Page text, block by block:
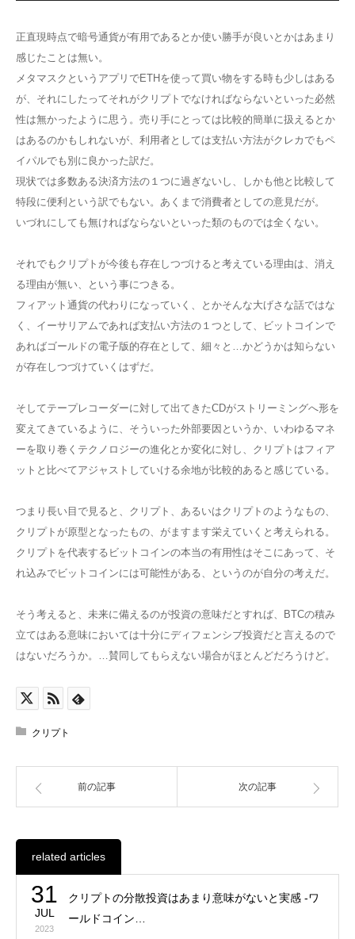
正直現時点で暗号通貨が有用であるとか使い勝手が良いとかはあまり
感じたことは無い。
メタマスクというアプリでETHを使って買い物をする時も少しはある
が、それにしたってそれがクリプトでなければならないといった必然
性は無かったように思う。売り手にとっては比較的簡単に扱えるとか
はあるのかもしれないが、利用者としては支払い方法がクレカでもペ
イパルでも別に良かった訳だ。
現状では多数ある決済方法の１つに過ぎないし、しかも他と比較して
特段に便利という訳でもない。あくまで消費者としての意見だが。
いづれにしても無ければならないといった類のものでは全くない。
それでもクリプトが今後も存在しつづけると考えている理由は、消え
る理由が無い、という事につきる。
フィアット通貨の代わりになっていく、とかそんな大げさな話ではな
く、イーサリアムであれば支払い方法の１つとして、ビットコインで
あればゴールドの電子版的存在として、細々と…かどうかは知らない
が存在しつづけていくはずだ。
そしてテープレコーダーに対して出てきたCDがストリーミングへ形を
変えてきているように、そういった外部要因というか、いわゆるマネ
ーを取り巻くテクノロジーの進化とか変化に対し、クリプトはフィア
ットと比べてアジャストしていける余地が比較的あると感じている。
つまり長い目で見ると、クリプト、あるいはクリプトのようなもの、
クリプトが原型となったもの、がますます栄えていくと考えられる。
クリプトを代表するビットコインの本当の有用性はそこにあって、そ
れ込みでビットコインには可能性がある、というのが自分の考えだ。
そう考えると、未来に備えるのが投資の意味だとすれば、BTCの積み
立てはある意味においては十分にディフェンシブ投資だと言えるので
はないだろうか。…賛同してもらえない場合がほとんどだろうけど。
クリプト
前の記事 次の記事
related articles
31
JUL
2023
クリプトの分散投資はあまり意味がないと実感 -ワ
ールドコイン…